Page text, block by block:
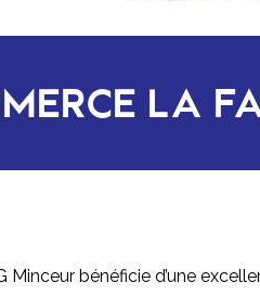
LA
bénéficie d’une